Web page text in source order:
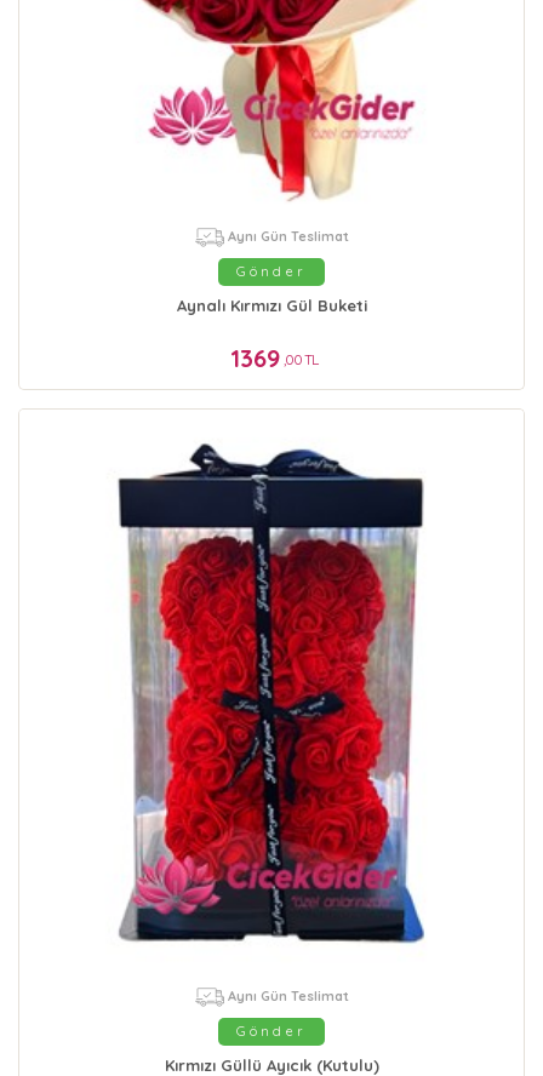
Aynı Gün Teslimat
Gönder
Aynalı Kırmızı Gül Buketi
1369 ,00 TL
Aynı Gün Teslimat
Gönder
Kırmızı Güllü Ayıcık (Kutulu)